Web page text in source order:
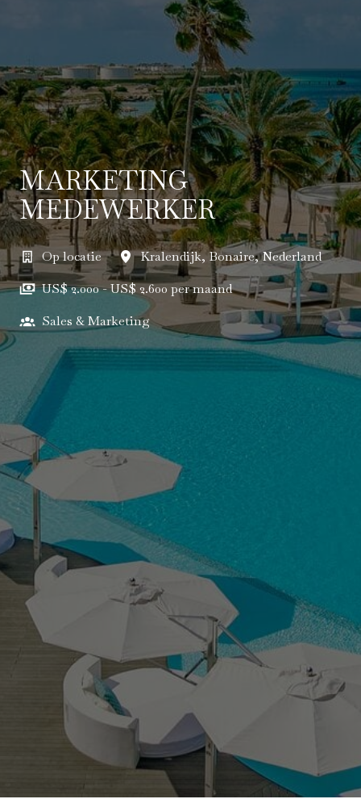
MARKETING
MEDEWERKER
Op locatie Kralendijk, Bonaire,Nederland
US$ 2.000 - US$ 2.600 per maand
Sales & Marketing